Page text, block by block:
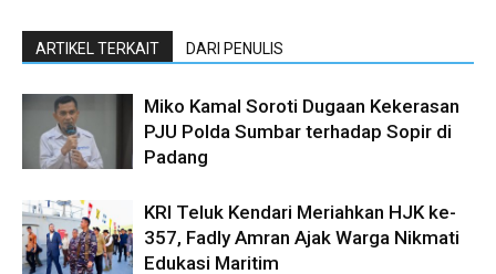
ARTIKEL TERKAIT DARI PENULIS
Miko Kamal Soroti Dugaan Kekerasan
PJU Polda Sumbar terhadap Sopir di
Padang
KRI Teluk Kendari Meriahkan HJK ke-
357, Fadly Amran Ajak Warga Nikmati
Edukasi Maritim